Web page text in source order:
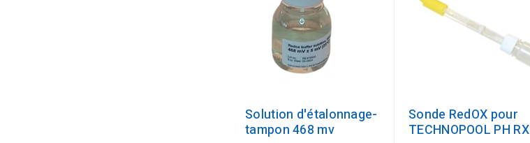
Solution d'étalonnage-
tampon 468 mv
Sonde RedOX pour
TECHNOPOOL PH RX